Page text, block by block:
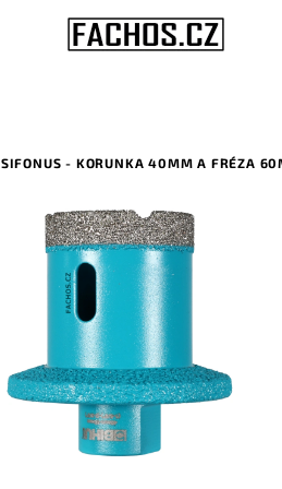
SIFONUS - KORUNKA 40MM A FRÉZA